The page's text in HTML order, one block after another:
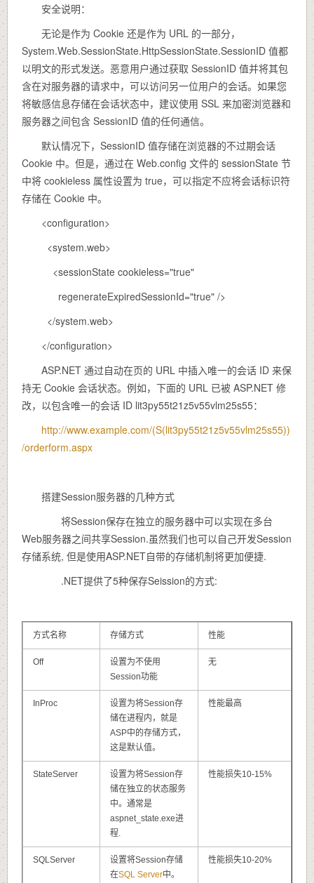
安全说明：
无论是作为 Cookie 还是作为 URL 的一部分，
System.Web.SessionState.HttpSessionState.SessionID 值都
以明文的形式发送。恶意用户通过获取 SessionID 值并将其包
含在对服务器的请求中，可以访问另一位用户的会话。如果您
将敏感信息存储在会话状态中，建议使用 SSL 来加密浏览器和
服务器之间包含 SessionID 值的任何通信。
默认情况下，SessionID 值存储在浏览器的不过期会话
Cookie 中。但是，通过在 Web.config 文件的 sessionState 节
中将 cookieless 属性设置为 true，可以指定不应将会话标识符
存储在 Cookie 中。
<configuration>
<system.web>
<sessionState cookieless="true"
regenerateExpiredSessionId="true" />
</system.web>
</configuration>
ASP.NET 通过自动在页的 URL 中插入唯一的会话 ID 来保
持无 Cookie 会话状态。例如，下面的 URL 已被 ASP.NET 修
改，以包含唯一的会话 ID lit3py55t21z5v55vlm25s55：
http://www.example.com/(S(lit3py55t21z5v55vlm25s55))
/orderform.aspx
搭建Session服务器的几种方式
将Session保存在独立的服务器中可以实现在多台
Web服务器之间共享Session.虽然我们也可以自己开发Session
存储系统, 但是使用ASP.NET自带的存储机制将更加便捷.
.NET提供了5种保存Seission的方式:
方式名称 存储方式 性能
Off
设置为不使用
Session功能
无
InProc
设置为将Session存
储在进程内，就是
ASP中的存储方式，
这是默认值。
性能最高
StateServer
设置为将Session存
储在独立的状态服务
中。通常是
aspnet_state.exe进
程.
性能损失10-15%
SQLServer
设置将Session存储
在SQL Server中。
性能损失10-20%